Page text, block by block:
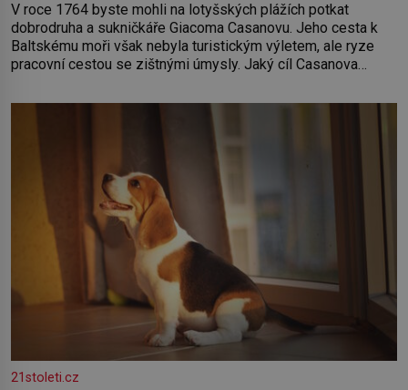
V roce 1764 byste mohli na lotyšských plážích potkat
dobrodruha a sukničkáře Giacoma Casanovu. Jeho cesta k
Baltskému moři však nebyla turistickým výletem, ale ryze
pracovní cestou se zištnými úmysly. Jaký cíl Casanova
Rigy? Casanova v Pobaltí kontaktoval tamní zednářské lóže.
Nebyl v této oblasti žádným nováčkem, protože do
21stoleti.cz